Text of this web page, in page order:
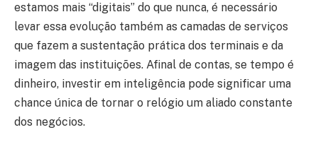
estamos mais “digitais” do que nunca, é necessário
levar essa evolução também as camadas de serviços
que fazem a sustentação prática dos terminais e da
imagem das instituições. Afinal de contas, se tempo é
dinheiro, investir em inteligência pode significar uma
chance única de tornar o relógio um aliado constante
dos negócios.